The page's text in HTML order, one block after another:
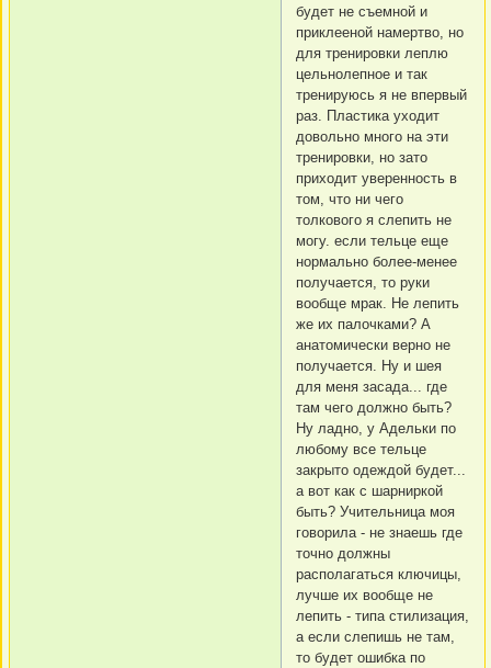
будет не съемной и
приклееной намертво, но
для тренировки леплю
цельнолепное и так
тренируюсь я не впервый
раз. Пластика уходит
довольно много на эти
тренировки, но зато
приходит уверенность в
том, что ни чего
толкового я слепить не
могу. если тельце еще
нормально более-менее
получается, то руки
вообще мрак. Не лепить
же их палочками? А
анатомически верно не
получается. Ну и шея
для меня засада... где
там чего должно быть?
Ну ладно, у Адельки по
любому все тельце
закрыто одеждой будет...
а вот как с шарниркой
быть? Учительница моя
говорила - не знаешь где
точно должны
располагаться ключицы,
лучше их вообще не
лепить - типа стилизация,
а если слепишь не там,
то будет ошибка по